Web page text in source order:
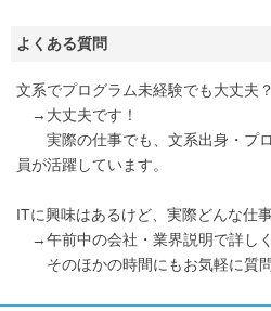
よくある質問
文系でプログラム未経験でも大丈夫？
→大丈夫です！
実際の仕事でも、文系出身・プ
員が活躍しています。
ITに興味はあるけど、実際どんな仕
→午前中の会社・業界説明で詳しく
そのほかの時間にもお気軽に質問